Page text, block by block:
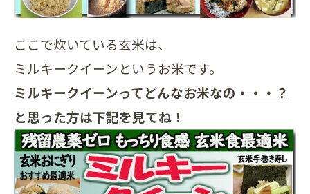
ここで炊いている玄米は、
ミルキークイーンというお米です。
ミルキークイーンってどんなお米なの・・・？
と思った方は下記を見てね！